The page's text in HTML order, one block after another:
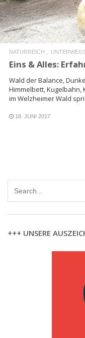
NATURREICH
Eins & Alles:
Wald der Balance,
Himmelbett, Kugelbahn,
im Welzheimer Wald
18. JUNI 2017
+++ UNSERE